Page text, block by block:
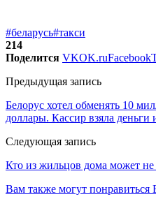
#беларусь#такси
214
Поделится VKOK.ruFacebook
Предыдущая запись
Белорус хотел обменять 10
доллары. Кассир взяла деньги
Следующая запись
Кто из жильцов дома может не
Вам также могут понравиться